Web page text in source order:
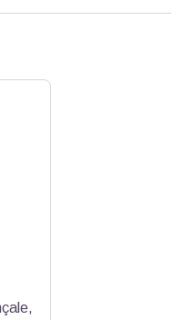
provençales